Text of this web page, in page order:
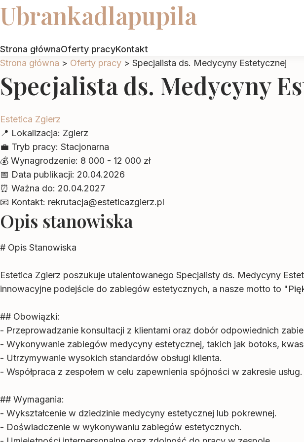
Ubrankadlapupila
Strona głównaOferty pracyKontakt
Strona główna > Oferty pracy > Specjalista ds. Medycyny Estetycznej
Specjalista ds. Medycyny
Estetica Zgierz
📍 Lokalizacja: Zgierz
💼 Tryb pracy: Stacjonarna
💰 Wynagrodzenie: 8 000 - 12 000 zł
📅 Data publikacji: 20.04.2026
⏰ Ważna do: 20.04.2027
📧 Kontakt: rekrutacja@esteticazgierz.pl
Opis stanowiska
# Opis Stanowiska
Estetica Zgierz poszukuje utalentowanego Specjalisty ds. Medycyny
innowacyjne podejście do zabiegów estetycznych, a nasze motto to
## Obowiązki:
- Przeprowadzanie konsultacji z klientami oraz dobór odpowiednich
- Wykonywanie zabiegów medycyny estetycznej, takich jak botoks,
- Utrzymywanie wysokich standardów obsługi klienta.
- Współpraca z zespołem w celu zapewnienia spójności w zakresie usług.
## Wymagania:
- Wykształcenie w dziedzinie medycyny estetycznej lub pokrewnej.
- Doświadczenie w wykonywaniu zabiegów estetycznych.